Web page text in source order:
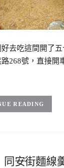
去吃這間開了五
268號，直接開
READING
同安街麵線